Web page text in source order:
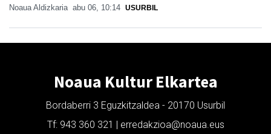
Noaua Aldizkaria abu 06, 10:14 USURBIL
Noaua Kultur Elkartea
Bordaberri 3 Eguzkitzaldea - 20170 Usurbil
Tf: 943 360 321 | erredakzioa@noaua.eus